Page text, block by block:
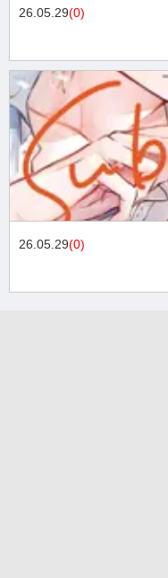
26.05.29(0)
26.05.29(0)